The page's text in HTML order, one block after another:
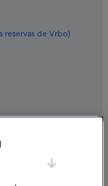
reservas de Vrbo)